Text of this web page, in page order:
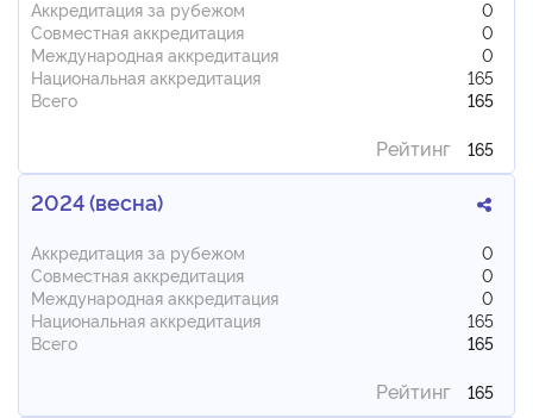
Аккредитация за рубежом
0
Совместная аккредитация
0
Международная аккредитация
0
Национальная аккредитация
165
Всего
165
Рейтинг 165
2024 (весна)
Аккредитация за рубежом
0
Совместная аккредитация
0
Международная аккредитация
0
Национальная аккредитация
165
Всего
165
Рейтинг 165